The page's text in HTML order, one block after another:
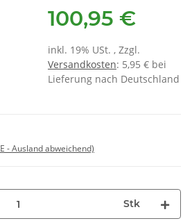
100,95 €
inkl. 19% USt. , Zzgl.
Versandkosten: 5,95 € bei
Lieferung nach Deutschland
- Ausland abweichend)
Stk